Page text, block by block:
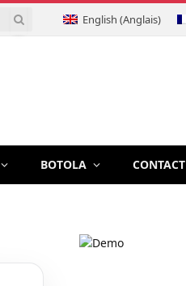
English (Anglais)
BOTOLA CONTACT